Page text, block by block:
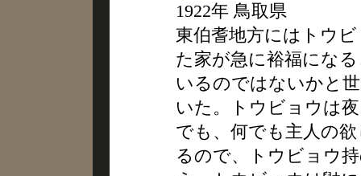
1922年 鳥取県
東伯耆地方にはトウ
た家が急に裕福にな
いるのではないかと
いた。トウビョウは
でも、何でも主人の
るので、トウビョウ